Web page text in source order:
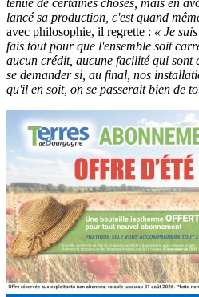
tenue de certaines choses, mais en
lancé sa production, c'est quand
avec philosophie, il regrette : « Je
fais tout pour que l'ensemble soit
aucun crédit, aucune facilité qui sont
se demander si, au final, nos
qu'il en soit, on se passerait bien de